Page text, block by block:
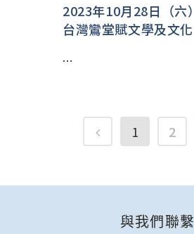
2023年10月28日（六）
台灣鸞堂賦文學及文化
...
1 2
與我們聯繫